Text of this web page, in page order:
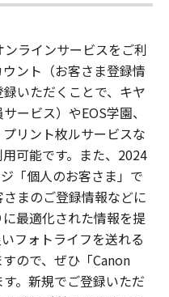
ンラインサービスをご利
ント（お客さま登録情
いただくことで、キヤ
ービス）やEOS学園、
リント枚ルサービスな
可能です。また、2024
「個人のお客さま」で
まのご登録情報などに
最適化された情報を提
フォトライフを送れる
ので、ぜひ「Canon
。新規でご登録いただ